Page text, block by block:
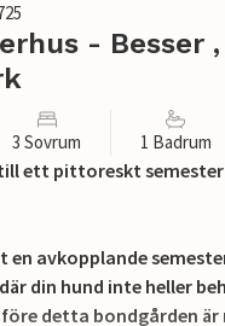
- Besser ,
3 Sovrum 1 Badrum
ett pittoreskt
en avkopplande
din hund inte heller
före detta bondgården